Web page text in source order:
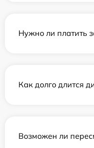
Нужно ли платить
Как долго длится
Возможен ли